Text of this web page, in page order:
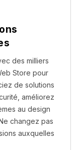
des milliers
Store pour
de solutions
améliorez
au design
changez pas
auxquelles